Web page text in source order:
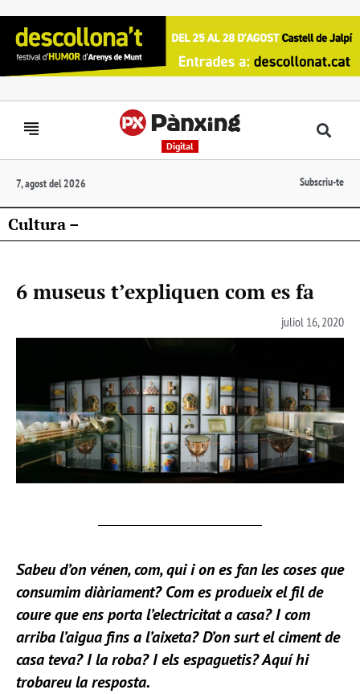
Digital
7, agost del 2026 Subscriu-te
Cultura –
6 museus t’expliquen com es fa
juliol 16, 2020
Sabeu d’on vénen, com, qui i on es fan les coses que
consumim diàriament? Com es produeix elfil de
coureque ens porta l’electricitat a casa? I com
arribal’aigua fins a l’aixeta? D’on surt elcimentde
casa teva? I la roba? I elsespaguetis?Aquí hi
trobareu la resposta.